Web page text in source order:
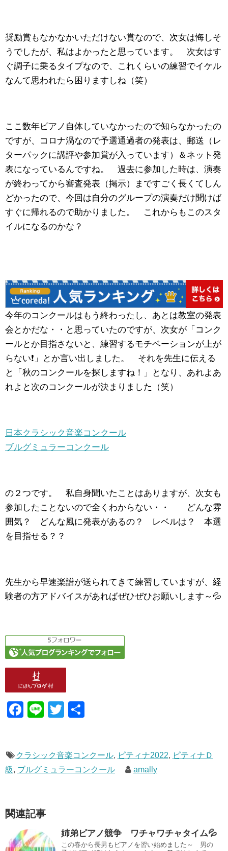
奨励賞もなかなかいただけない賞なので、次女は悔しそ
うでしたが、私はよかったと思っています。 次女はす
ぐ調子に乗るタイプなので、これくらいの練習でイケル
なんて思われたら困りますしね（笑）
ここ数年ピアノ自体していなかったので知らなかったの
ですが、コロナ渦なので予選通過者の発表は、郵送（レ
ターパックに講評や参加賞が入っています）＆ネット発
表になっているんですね。 過去に参加した時は、演奏
が終わってから審査発表（掲示）まですごく長くてしん
どかったので、今回は自分のグループの演奏だけ聞けば
すぐに帰れるので助かりました。 これからもこのスタ
イルになるのかな？
今年のコンクールはもう終わったし、あとは教室の発表
会とかだな・・と思っていたのですが、次女が「コンク
ールとか目指さないと、練習するモチベーションが上が
らない❗️」とか言い出しました。 それを先生に伝える
と「秋のコンクールを探しますね！」となり、あれよあ
れよと次のコンクールが決まりました（笑）
日本クラシック音楽コンクール
ブルグミュラーコンクール
の２つです。 私自身聞いたことはありますが、次女も
参加したことないので全くわからない・・ どんな雰
囲気？ どんな風に発表があるの？ レベルは？ 本選
を目指せる？？
先生から早速楽譜が送られてきて練習していますが、経
験者の方アドバイスがあればぜひぜひお願いします～💦
F
e
b
o
k
Li
T
er
クラシック音楽コンクール, ピティナ2022, ピティナＤ
級, ブルグミュラーコンクール amally
関連記事
姉弟ピアノ競争 ワチャワチャタイム💦
この春から長男もピアノを習い始めました～ 男の